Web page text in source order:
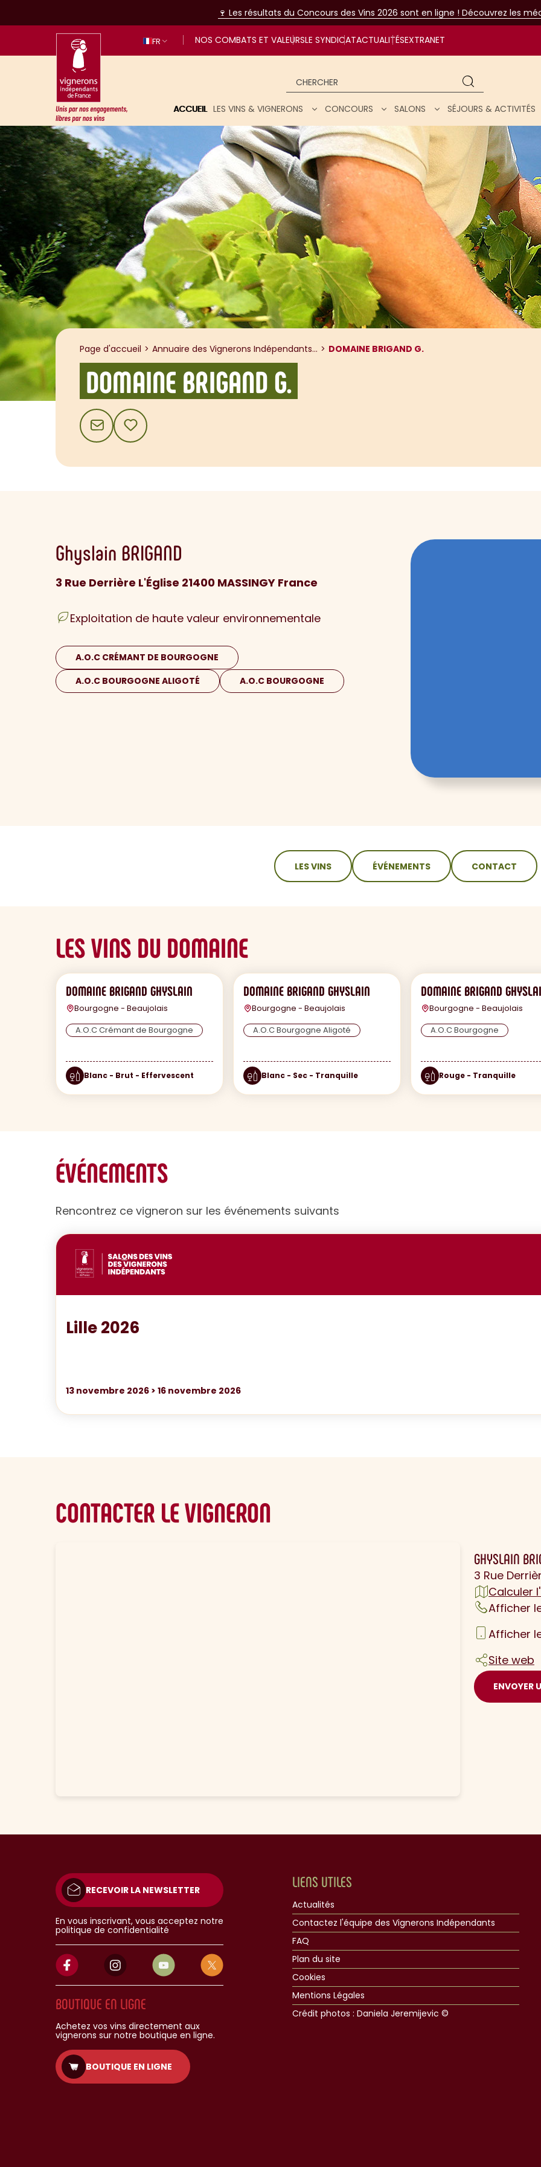
🍷 Les résultats du Concours des Vins 2026 sont en ligne ! Découvrez les
FR NOS COMBATS ET VALEURSLE SYNDICATACTUALITÉSEXTRANET
Unis par nos engagements, libres par nos vins
Chercher
ACCUEIL LES VINS & VIGNERONS CONCOURS SALONS SÉJOURS & ACTIVITÉS
Page d'accueil Annuaire des Vignerons Indépendants... DOMAINE BRIGAND G.
DOMAINE BRIGAND G.
CONTACTAJOUTER AUX FAVORIS
Ghyslain BRIGAND
3 Rue Derrière L'Église 21400 MASSINGY France
Exploitation de haute valeur environnementale
A.O.C CRÉMANT DE BOURGOGNE
A.O.C BOURGOGNE ALIGOTÉ
A.O.C BOURGOGNE
LES VINS ÉVÉNEMENTS CONTACT
LES VINS DU DOMAINE
DOMAINE BRIGAND GHYSLAIN
Bourgogne - Beaujolais
A.O.C Crémant de Bourgogne
Blanc - Brut - Effervescent
DOMAINE BRIGAND GHYSLAIN
Bourgogne - Beaujolais
A.O.C Bourgogne Aligoté
Blanc - Sec - Tranquille
DOMAINE BRIGAND
Bourgogne - Beaujolais
A.O.C Bourgogne
Rouge - Tranquille
ÉVÉNEMENTS
Rencontrez ce vigneron sur les événements suivants
Lille 2026
13 novembre 2026 > 16 novembre 2026
CONTACTER LE VIGNERON
GHYSLAIN
3 Rue
Calculer
Afficher
Afficher
Site web
ENVOYER
RECEVOIR LA NEWSLETTER
En vous inscrivant, vous acceptez notre
politique de confidentialité
BOUTIQUE EN LIGNE
Achetez vos vins directement aux
vignerons sur notre boutique en ligne.
BOUTIQUE EN LIGNE
LIENS UTILES
Actualités
Contactez l'équipe des Vignerons Indépendants
FAQ
Plan du site
Cookies
Mentions Légales
Crédit photos : Daniela Jeremijevic ©​